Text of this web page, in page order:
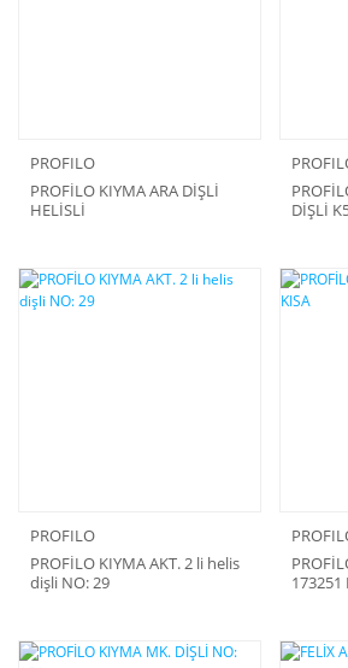
PROFILO
PROFİLO KIYMA ARA DİŞLİ
HELİSLİ
DİŞLİ
PROFILO
PROFİLO KIYMA AKT. 2 li helis
dişli NO: 29
173251